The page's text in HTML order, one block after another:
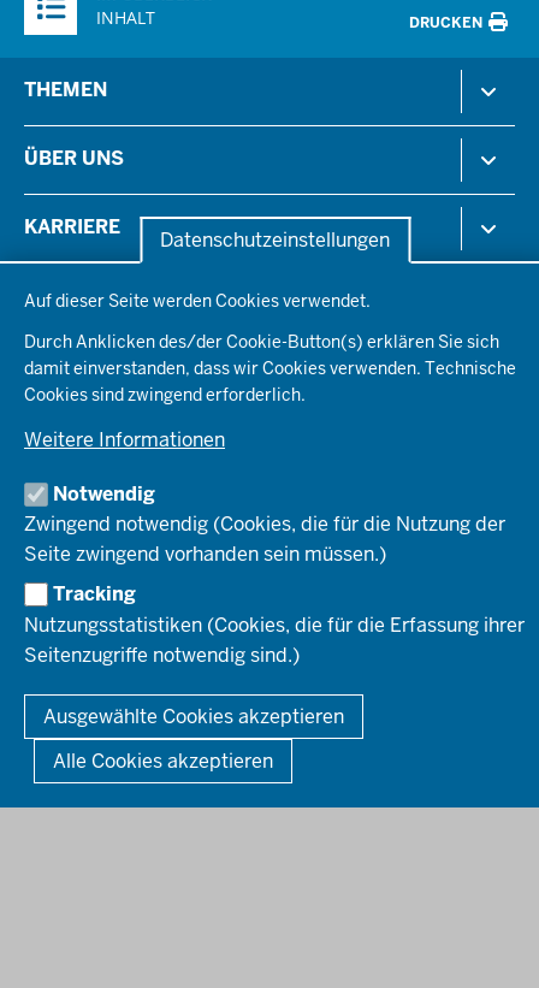
Datenschutzeinstellungen
Auf dieser Seite werden Cookies verwendet.
Durch Anklicken des/der Cookie-Button(s) erklären Sie sich
damit einverstanden, dass wir Cookies verwenden. Technische
Cookies sind zwingend erforderlich.
Weitere Informationen
Notwendig
Zwingend notwendig (Cookies, die für die Nutzung der
Seite zwingend vorhanden sein müssen.)
Tracking
Nutzungsstatistiken (Cookies, die für die Erfassung ihrer
Seitenzugriffe notwendig sind.)
Ausgewählte Cookies akzeptieren
Alle Cookies akzeptieren
INHALT
DRUCKEN
in
der
Fußzeile
THEMEN
Ordnung & Sicherheit
Planen & Bauen
Schule & Bildung
Umwelt & Natur
ÜBER UNS
Organisationsstruktur
Die Bezirksregierung
Einblicke
Organisationsplan
Institutionen
KARRIERE
Stellenangebote
Ausbildung
Fortbildungs- und Aufstiegsmöglichkeiten
PRESSE
Pressefotos
Pressemitteilungen
Social-Media-Kanäle
REGIONALRAT DÜSSELDORF
SERVICES
Amtsblatt
Bekanntmachungen
Förderprogramme
Mediathek
So finden Sie uns
Anerkennung von Bildungsnachweisen
Offenlagen
Publikationen
HOTLINE
Fußzeile
DATENSCHUTZ
KONTAKT